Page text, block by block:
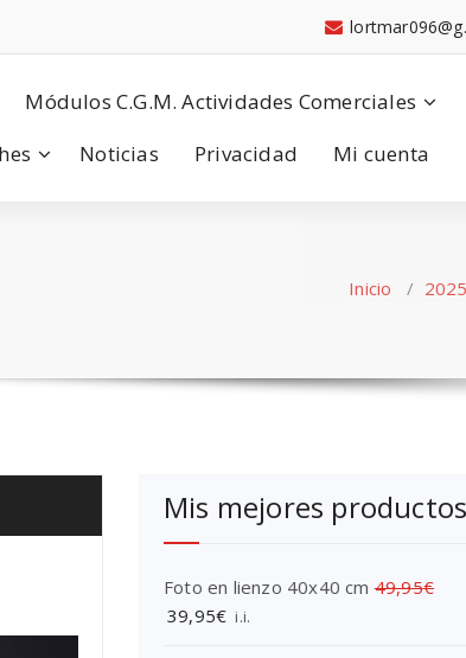
Módulos C.G.M. Actividades Comerciales
Noticias Privacidad Mi cuenta
Inicio / 2025
Mis mejores productos
Foto en lienzo 40x40 cm 49,95€
E
39,95€ Ei.i.